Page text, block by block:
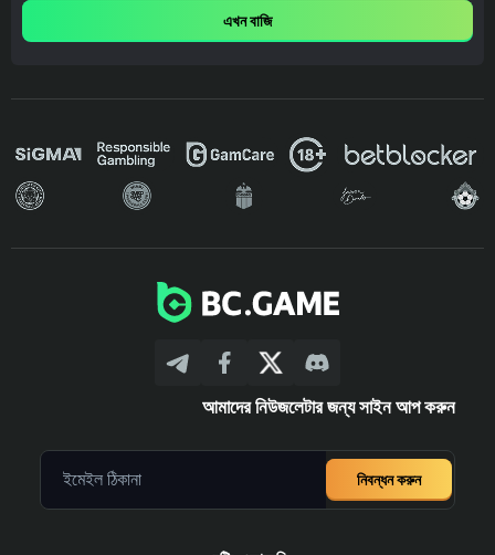
এখন বাজি
আমাদের নিউজলেটার জন্য সাইন আপ করুন
নিবন্ধন করুন